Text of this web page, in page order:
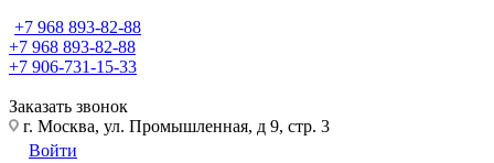
+7 968 893-82-88
+7 968 893-82-88
+7 906-731-15-33
Заказать звонок
г. Москва, ул. Промышленная, д 9, стр. 3
Войти